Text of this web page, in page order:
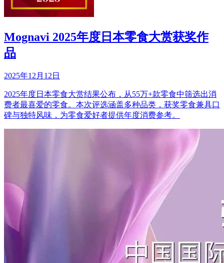
Mognavi 2025年度日本零食大赏获奖作
品
2025年12月12日
2025年度日本零食大赏结果公布，从55万+款零食中筛选出消
费者最喜爱的零食。本次评选涵盖多种品类，获奖零食兼具口
碑与独特风味，为零食爱好者提供年度消费参考。